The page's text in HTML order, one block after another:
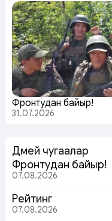
Фронтудан байыр!
31.07.2026
Дөмей чугаалар
Фронтудан байыр!
07.08.2026
Рейтинг
07.08.2026